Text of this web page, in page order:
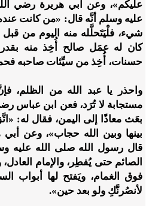
عليكم»، وعن أبي هريرة رضي
عليه وسلم أنَّه قال: «من كانت
شيء، فلْيَتَحلَّله منه اليوم من قبل
كان له عمَل صالح أُخِذ منه
حسنات، أُخِذ من سيِّئات صاحبه
واحذر يا عبد الله من الظلم،
مستجابة لا تُرَد، فعن ابن عباس
بعَث معاذًا إلى اليمن، فقال له:
بينها وبين الله حجاب»، وعن
قال رسول الله صلى الله عليه
الصائم حتى يُفطِر، والإمام
فوق الغمام، ويَفتح لها أبواب
لأنصُرنَّكِ ولو بعد حين».